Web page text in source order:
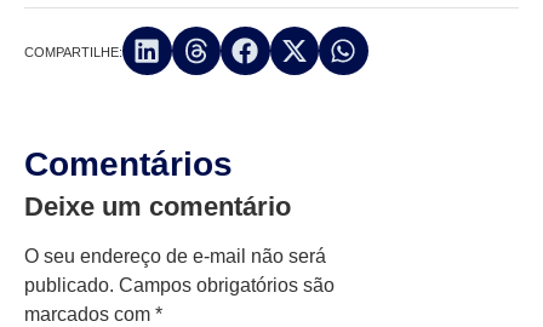
COMPARTILHE:
Comentários
Deixe um comentário
O seu endereço de e-mail não será
publicado. Campos obrigatórios são
marcados com *